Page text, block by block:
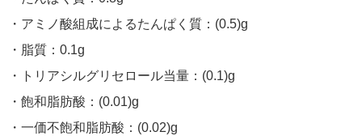
・アミノ酸組成によるたんぱく質：(0.5)g
・脂質：0.1g
・トリアシルグリセロール当量：(0.1)g
・飽和脂肪酸：(0.01)g
・一価不飽和脂肪酸：(0.02)g